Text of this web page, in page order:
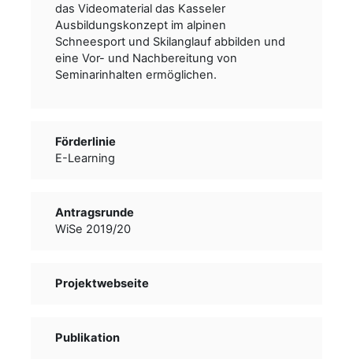
das Videomaterial das Kasseler
Ausbildungskonzept im alpinen
Schneesport und Skilanglauf abbilden und
eine Vor- und Nachbereitung von
Seminarinhalten ermöglichen.
Förderlinie
E-Learning
Antragsrunde
WiSe 2019/20
Projektwebseite
Publikation